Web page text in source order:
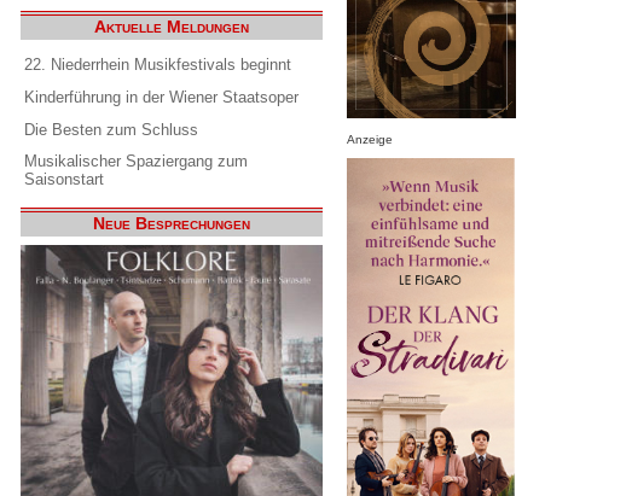
Aktuelle Meldungen
22. Niederrhein Musikfestivals beginnt
Kinderführung in der Wiener Staatsoper
Die Besten zum Schluss
Musikalischer Spaziergang zum
Saisonstart
Neue Besprechungen
Anzeige